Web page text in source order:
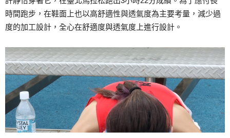
時間跑步，在鞋面上也以高舒適性與透氣度為主要考量，減少過
度的加工設計，全心在舒適度與透氣度上進行設計。